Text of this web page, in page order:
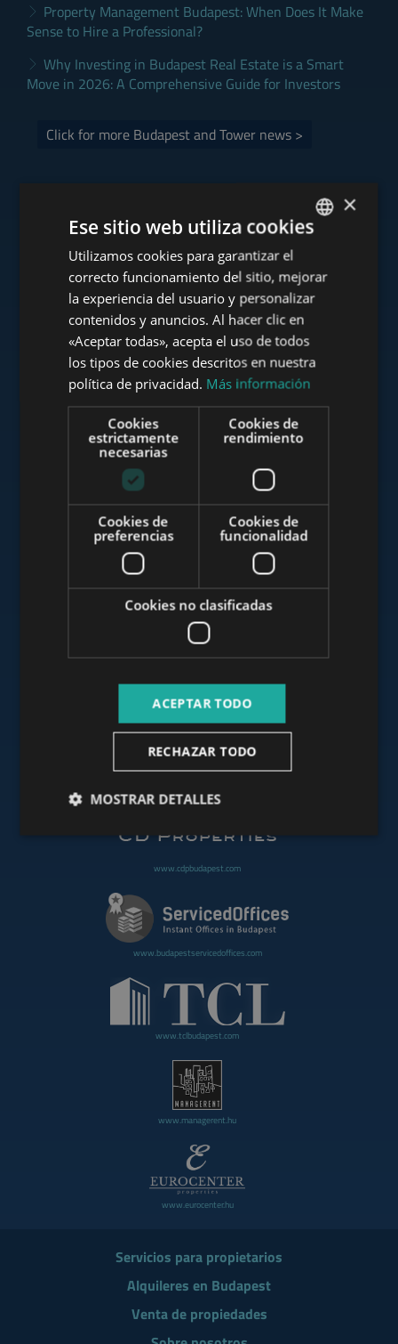
Property Management Budapest: When Does It Make
Sense to Hire a Professional?
Why Investing in Budapest Real Estate is a Smart
Move in 2026: A Comprehensive Guide for Investors
Click for more Budapest and Tower news >
Consulte nuestra cartera
www.tower-investments.com
www.towerassistance.com
www.budapestluxuryapartments.hu
www.budapestoffices.net
www.cdpbudapest.com
www.budapestservicedoffices.com
www.tclbudapest.com
www.managerent.hu
www.eurocenter.hu
Servicios para propietarios
Alquileres en Budapest
Venta de propiedades
ENGLISH
HUNGARIAN
FRENCH
SPANISH
RUSSIAN
×
Ese sitio web utiliza cookies
Utilizamos cookies para garantizar el
correcto funcionamiento del sitio, mejorar
la experiencia del usuario y personalizar
contenidos y anuncios. Al hacer clic en
«Aceptar todas», acepta el uso de todos
los tipos de cookies descritos en nuestra
política de privacidad. Más información
Cookies
estrictamente
necesarias
Cookies de
rendimiento
Cookies de
preferencias
Cookies de
funcionalidad
Cookies no clasificadas
ACEPTAR TODO
RECHAZAR TODO
MOSTRAR DETALLES